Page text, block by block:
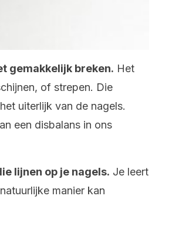
gemakkelijk breken. Het
of strepen. Die
uiterlijk van de nagels.
een disbalans in ons
lijnen op je nagels. Je leert
manier kan